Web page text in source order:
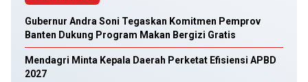
Gubernur Andra Soni Tegaskan Komitmen Pemprov
Banten Dukung Program Makan Bergizi Gratis
Mendagri Minta Kepala Daerah Perketat Efisiensi APBD
2027